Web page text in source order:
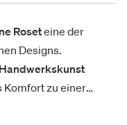
Roseteine der
Designs.
Handwerkskunst
Komfort zu einer